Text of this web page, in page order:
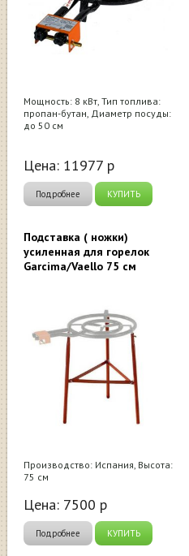
Мощность: 8 кВт, Тип топлива:
пропан-бутан, Диаметр посуды:
до 50 см
Цена: 11977 р
Подробнее КУПИТЬ
Подставка ( ножки)
усиленная для горелок
Garcima/Vaello 75 см
Производство: Испания, Высота:
75 см
Цена: 7500 р
Подробнее КУПИТЬ